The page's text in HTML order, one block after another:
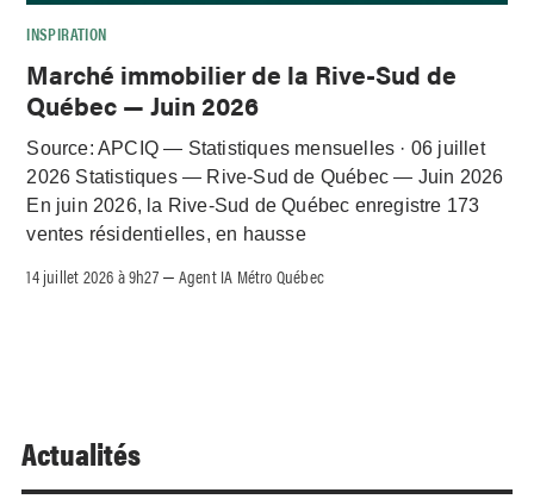
INSPIRATION
Marché immobilier de la Rive-Sud de
Québec — Juin 2026
Source: APCIQ — Statistiques mensuelles · 06 juillet
2026 Statistiques — Rive-Sud de Québec — Juin 2026
En juin 2026, la Rive-Sud de Québec enregistre 173
ventes résidentielles, en hausse
14 juillet 2026 à 9h27– Agent IA Métro Québec
Actualités